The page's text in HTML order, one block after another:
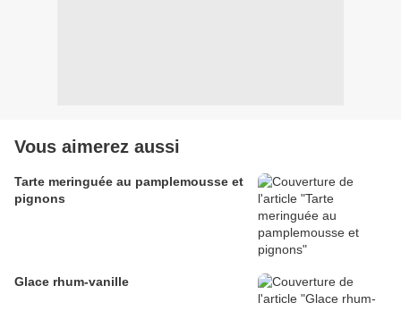
Vous aimerez aussi
Tarte meringuée au pamplemousse et
pignons
Glace rhum-vanille